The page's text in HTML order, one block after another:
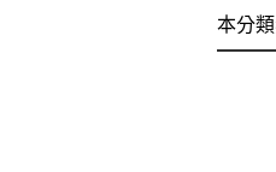
本分